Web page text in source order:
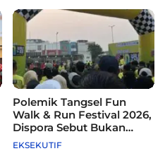
Polemik Tangsel Fun
Walk & Run Festival 2026,
Dispora Sebut Bukan
Agenda Pemkot
EKSEKUTIF